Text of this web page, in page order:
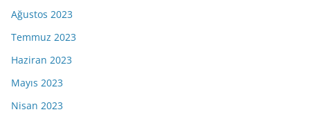
Ağustos 2023
Temmuz 2023
Haziran 2023
Mayıs 2023
Nisan 2023